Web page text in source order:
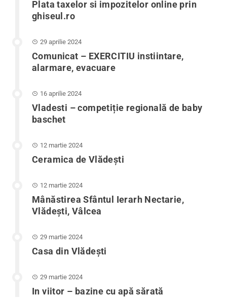
Plata taxelor si impozitelor online prin
ghiseul.ro
29 aprilie 2024
Comunicat – EXERCITIU instiintare,
alarmare, evacuare
16 aprilie 2024
Vladesti – competiție regională de baby
baschet
12 martie 2024
Ceramica de Vlădești
12 martie 2024
Mânăstirea Sfântul Ierarh Nectarie,
Vlădești, Vâlcea
29 martie 2024
Casa din Vlădeşti
29 martie 2024
In viitor – bazine cu apă sărată